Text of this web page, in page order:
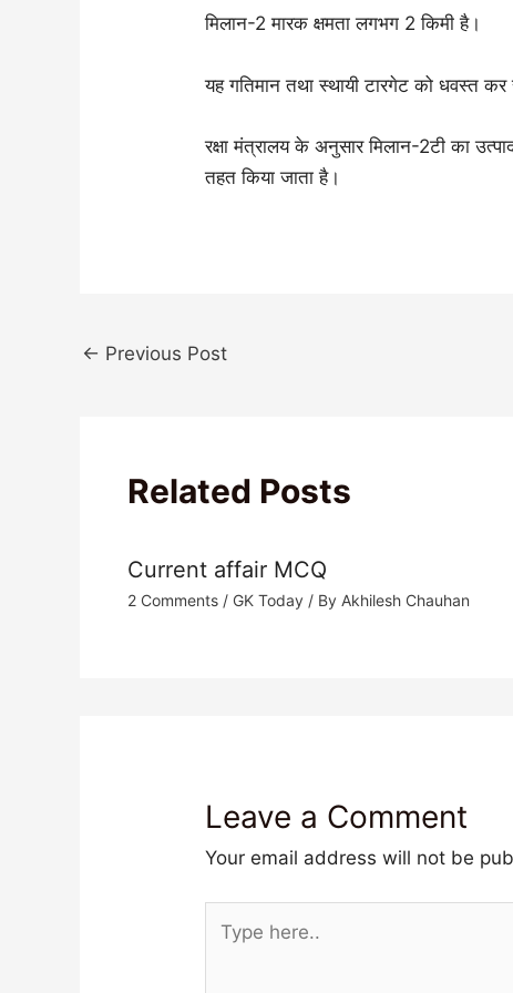
मिलान-2 मारक क्षमता लगभग 2 किमी है।
यह गतिमान तथा स्थायी टारगेट को धवस्त
रक्षा मंत्रालय के अनुसार मिलान-2टी का
तहत किया जाता है।
← Previous Post
Related Posts
Current affair MCQ
2 Comments / GK Today/ By Akhilesh Chauhan
Leave a Comment
Your email address will not be
here..